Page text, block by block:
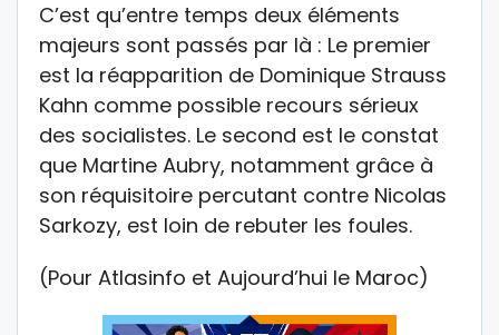
C’est qu’entre temps deux éléments
majeurs sont passés par là : Le premier
est la réapparition de Dominique Strauss
Kahn comme possible recours sérieux
des socialistes. Le second est le constat
que Martine Aubry, notamment grâce à
son réquisitoire percutant contre Nicolas
Sarkozy, est loin de rebuter les foules.
(Pour Atlasinfo et Aujourd’hui le Maroc)